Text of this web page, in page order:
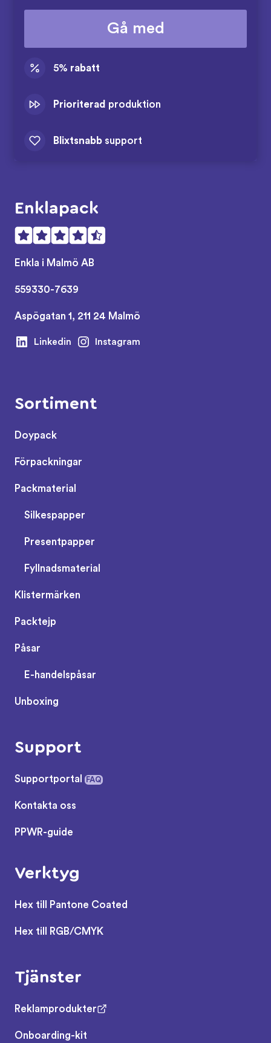
Gå med
5% rabatt
Prioriterad produktion
Blixtsnabb support
Enklapack
Enkla i Malmö AB
559330-7639
Aspögatan 1, 211 24 Malmö
Linkedin Instagram
Sortiment
Doypack
Förpackningar
Packmaterial
Silkespapper
Presentpapper
Fyllnadsmaterial
Klistermärken
Packtejp
Påsar
E-handelspåsar
Unboxing
Support
Supportportal FAQ
Kontakta oss
PPWR-guide
Verktyg
Hex till Pantone Coated
Hex till RGB/CMYK
Tjänster
Reklamprodukter
Onboarding-kit